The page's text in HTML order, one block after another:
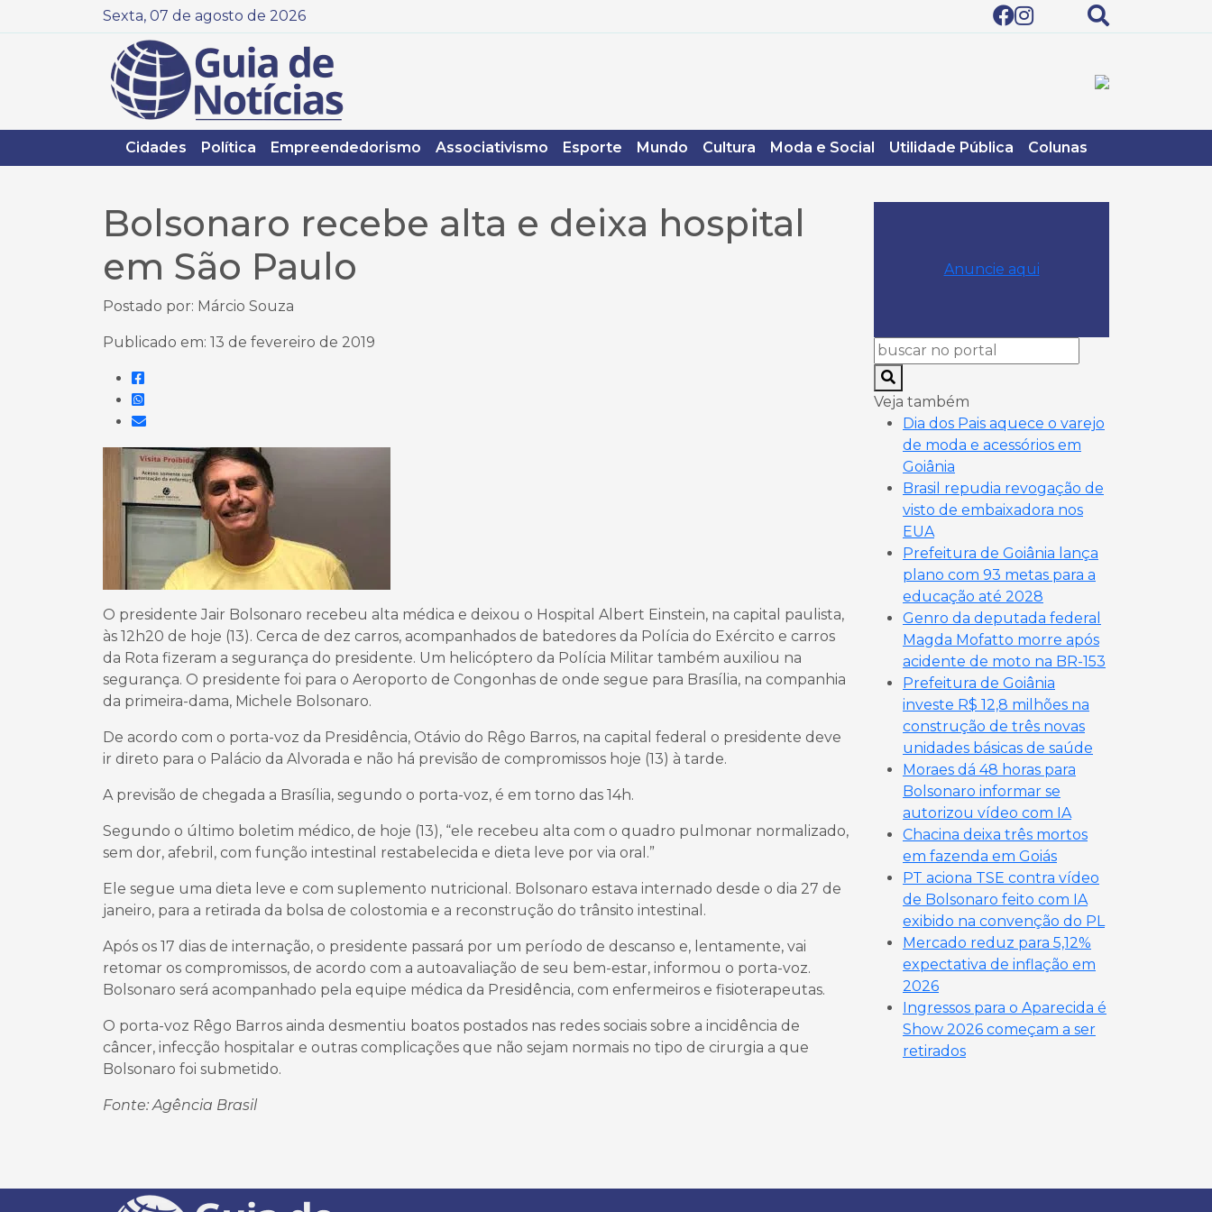
Sexta, 07 de agosto de 2026
Cidades Política Empreendedorismo Associativismo Esporte Mundo Cultura Moda e Social Utilidade Pública Colunas
Bolsonaro recebe alta e deixa hospital
em São Paulo
Postado por: Márcio Souza
Publicado em: 13 de fevereiro de 2019
O presidente Jair Bolsonaro recebeu alta médica e deixou o Hospital Albert Einstein, na capital paulista,
às 12h20 de hoje (13). Cerca de dez carros, acompanhados de batedores da Polícia do Exército e carros
da Rota fizeram a segurança do presidente. Um helicóptero da Polícia Militar também auxiliou na
segurança. O presidente foi para o Aeroporto de Congonhas de onde segue para Brasília, na companhia
da primeira-dama, Michele Bolsonaro.
De acordo com o porta-voz da Presidência, Otávio do Rêgo Barros, na capital federal o presidente deve
ir direto para o Palácio da Alvorada e não há previsão de compromissos hoje (13) à tarde.
A previsão de chegada a Brasília, segundo o porta-voz, é em torno das 14h.
Segundo o último boletim médico, de hoje (13), “ele recebeu alta com o quadro pulmonar normalizado,
sem dor, afebril, com função intestinal restabelecida e dieta leve por via oral.”
Ele segue uma dieta leve e com suplemento nutricional. Bolsonaro estava internado desde o dia 27 de
janeiro, para a retirada da bolsa de colostomia e a reconstrução do trânsito intestinal.
Após os 17 dias de internação, o presidente passará por um período de descanso e, lentamente, vai
retomar os compromissos, de acordo com a autoavaliação de seu bem-estar, informou o porta-voz.
Bolsonaro será acompanhado pela equipe médica da Presidência, com enfermeiros e fisioterapeutas.
O porta-voz Rêgo Barros ainda desmentiu boatos postados nas redes sociais sobre a incidência de
câncer, infecção hospitalar e outras complicações que não sejam normais no tipo de cirurgia a que
Bolsonaro foi submetido.
Fonte: Agência Brasil
Anuncie aqui
Veja também
Dia dos Pais aquece o varejo
de moda e acessórios em
Goiânia
Brasil repudia revogação de
visto de embaixadora nos
EUA
Prefeitura de Goiânia lança
plano com 93 metas para a
educação até 2028
Genro da deputada federal
Magda Mofatto morre após
acidente de moto na BR-153
Prefeitura de Goiânia
investe R$ 12,8 milhões na
construção de três novas
unidades básicas de saúde
Moraes dá 48 horas para
Bolsonaro informar se
autorizou vídeo com IA
Chacina deixa três mortos
em fazenda em Goiás
PT aciona TSE contra vídeo
de Bolsonaro feito com IA
exibido na convenção do PL
Mercado reduz para 5,12%
expectativa de inflação em
2026
Ingressos para o Aparecida é
Show 2026 começam a ser
retirados